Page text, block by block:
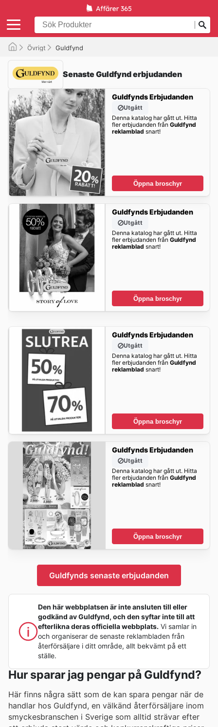
Övrigt Guldfynd
Senaste Guldfynd erbjudanden
Guldfynds Erbjudanden
Utgått
Denna katalog har gått ut. Hitta
fler erbjudanden från Guldfynd
reklamblad snart!
Öppna broschyr
Guldfynds Erbjudanden
Utgått
Denna katalog har gått ut. Hitta
fler erbjudanden från Guldfynd
reklamblad snart!
Öppna broschyr
Guldfynds Erbjudanden
Utgått
Denna katalog har gått ut. Hitta
fler erbjudanden från Guldfynd
reklamblad snart!
Öppna broschyr
Guldfynds Erbjudanden
Utgått
Denna katalog har gått ut. Hitta
fler erbjudanden från Guldfynd
reklamblad snart!
Öppna broschyr
Guldfynds senaste erbjudanden
Den här webbplatsen är inte ansluten till eller
godkänd av Guldfynd, och den syftar inte till att
efterlikna deras officiella webbplats. Vi samlar in
och organiserar de senaste reklambladen från
återförsäljare i ditt område, allt bekvämt på ett
ställe.
Hur sparar jag pengar på Guldfynd?
Här finns några sätt som de kan spara pengar när de
handlar hos Guldfynd, en välkänd återförsäljare inom
smyckesbranschen i Sverige som alltid strävar efter